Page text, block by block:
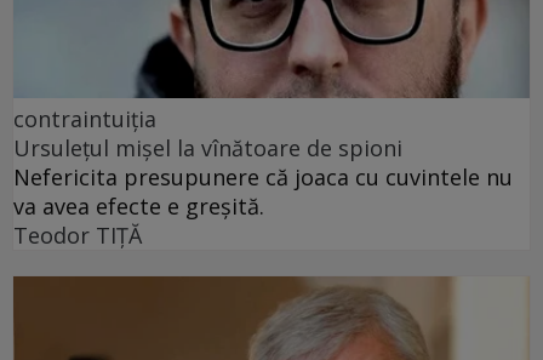
contraintuiția
Ursulețul mișel la vînătoare de spioni
Nefericita presupunere că joaca cu cuvintele nu
va avea efecte e greșită.
Teodor TIŢĂ